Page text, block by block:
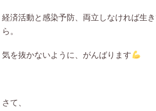
経済活動と感染予防、両立しなければ生
ら。
気を抜かないように、がんばります
さて、